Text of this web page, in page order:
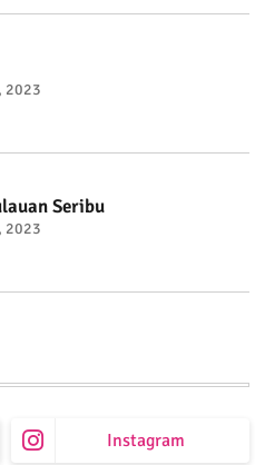
2023
Seribu
2023
Instagram